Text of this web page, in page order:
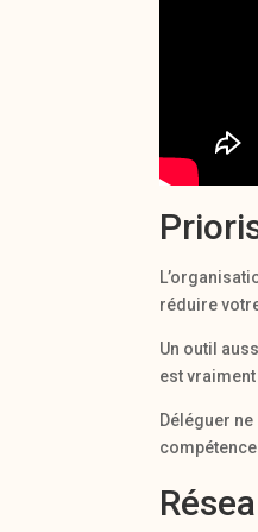
réduire
Un outil
est
Déléguer